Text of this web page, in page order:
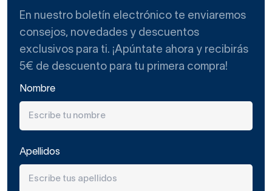
En nuestro boletín electrónico te enviaremos
consejos, novedades y descuentos
exclusivos para ti. ¡Apúntate ahora y recibirás
5€ de descuento para tu primera compra!
Nombre
Apellidos